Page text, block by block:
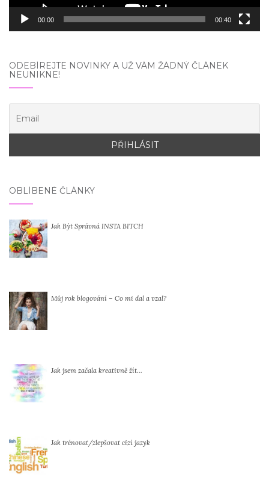
00:00 00:40
ODEBÍREJTE NOVINKY A UŽ VÁM ŽÁDNÝ ČLÁNEK
NEUNIKNE!
OBLÍBENÉ ČLÁNKY
Jak Být Správná INSTA BITCH
Můj rok blogování – Co mi dal a vzal?
Jak jsem začala kreativně žít…
Jak trénovat/zlepšovat cizí jazyk